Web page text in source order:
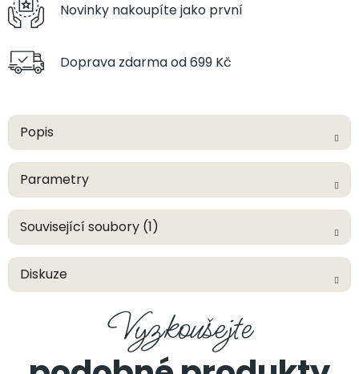
Novinky nakoupítejako první
Doprava zdarmaod 699 Kč
Popis
Parametry
Související soubory (1)
Diskuze